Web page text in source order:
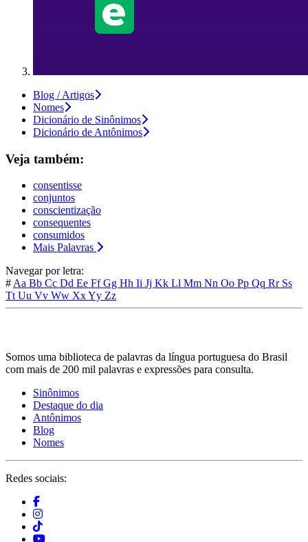
Blog / Artigos
Nomes
Dicionário de Sinônimos
Dicionário de Antônimos
Veja também:
consentisse
conjuntos
conscientização
consequentes
consumidos
Mais Palavras
Navegar por letra:
#Aa Bb Cc Dd Ee FfGg Hh Ii Jj Kk Ll Mm Nn Oo Pp Qq Rr Ss
TtUu Vv Ww XxYy Zz
Somos uma biblioteca de palavras da língua portuguesa do Brasil
com mais de 200 mil palavras e expressões para consulta.
Sinônimos
Destaque do dia
Antônimos
Blog
Nomes
Redes sociais: